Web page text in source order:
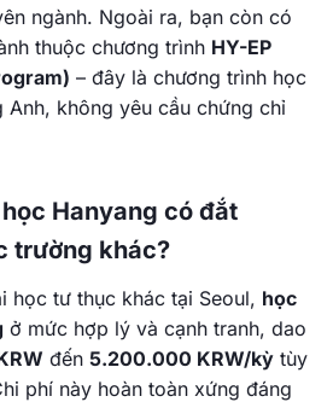
ngành. Ngoài ra, bạn còn có
thuộc chương trình HY-EP
– đây là chương trình học
Anh, không yêu cầu chứng chỉ
Hanyang có đắt
trường khác?
học tư thục khác tại Seoul, học
ở mức hợp lý và cạnh tranh, dao
đến 5.200.000 KRW/kỳ tùy
phí này hoàn toàn xứng đáng